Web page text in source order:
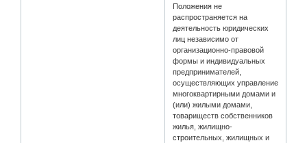
Положения не
распространяется на
деятельность юридических
лиц независимо от
организационно-правовой
формы и индивидуальных
предпринимателей,
осуществляющих управление
многоквартирными домами и
(или) жилыми домами,
товариществ собственников
жилья, жилищно-
строительных, жилищных и